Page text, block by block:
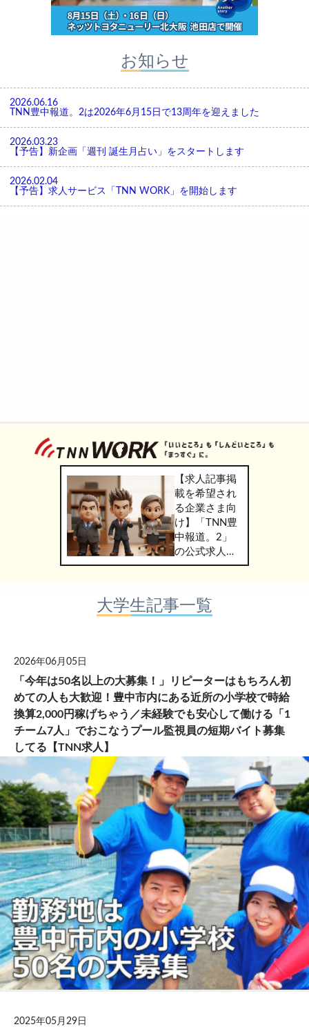
お知らせ
2026.06.16
TNN豊中報道。2は2026年6月15日で13周年を迎えました
2026.03.23
【予告】新企画「週刊 誕生月占い」をスタートします
2026.02.04
【予告】求人サービス「TNN WORK」を開始します
【求人記事掲
載を希望され
る企業さま向
け】「TNN豊
中報道。2」
の公式求人情
報サービス
WORK」のご
掲載につきま
大学生記事一覧
2026年06月05日
「今年は50名以上の大募集！」リピーターはもちろん初
めての人も大歓迎！豊中市内にある近所の小学校で時給
換算2,000円稼げちゃう／未経験でも安心して働ける「1
チーム7人」でおこなうプール監視員の短期バイト募集
してる【TNN求人】
TNN WORK 募集終了
2025年05月29日